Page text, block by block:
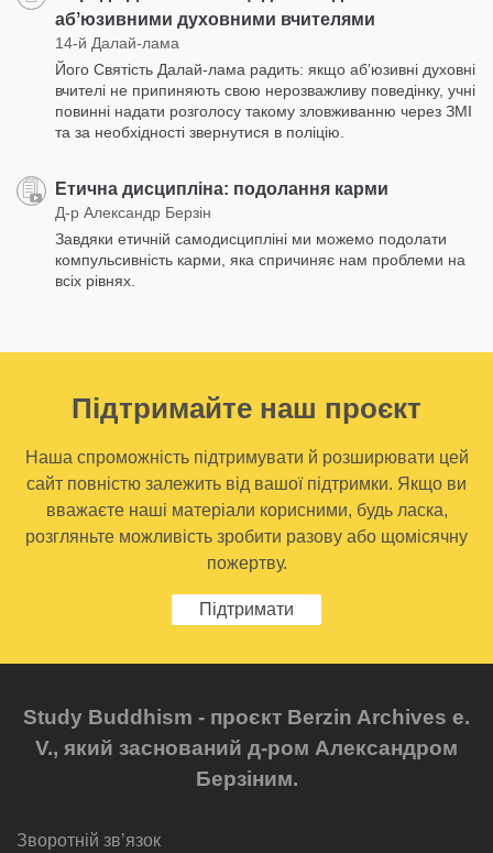
абʼюзивними духовними вчителями
14-й Далай-лама
Його Святість Далай-лама радить: якщо абʼюзивні духовні
вчителі не припиняють свою нерозважливу поведінку, учні
повинні надати розголосу такому зловживанню через ЗМІ
та за необхідності звернутися в поліцію.
Етична дисципліна: подолання карми
Д-р Александр Берзін
Завдяки етичній самодисципліні ми можемо подолати
компульсивність карми, яка спричиняє нам проблеми на
всіх рівнях.
Підтримайте наш проєкт
Наша спроможність підтримувати й розширювати цей
сайт повністю залежить від вашої підтримки. Якщо ви
вважаєте наші матеріали корисними, будь ласка,
розгляньте можливість зробити разову або щомісячну
пожертву.
Підтримати
Study Buddhism - проєкт Berzin Archives e.
V., який заснований д-ром Александром
Берзіним.
Зворотній звʼязок